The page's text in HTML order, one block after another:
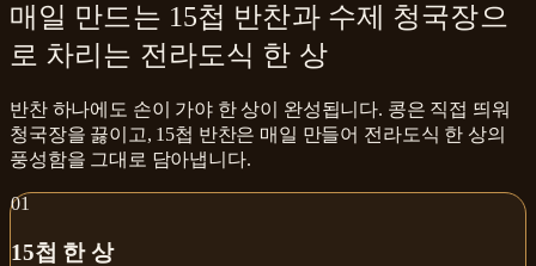
매일 만드는 15첩 반찬과 수제 청국장으
로 차리는 전라도식 한 상
반찬 하나에도 손이 가야 한 상이 완성됩니다. 콩은 직접 띄워
청국장을 끓이고, 15첩 반찬은 매일 만들어 전라도식 한 상의
풍성함을 그대로 담아냅니다.
01
15첩 한 상